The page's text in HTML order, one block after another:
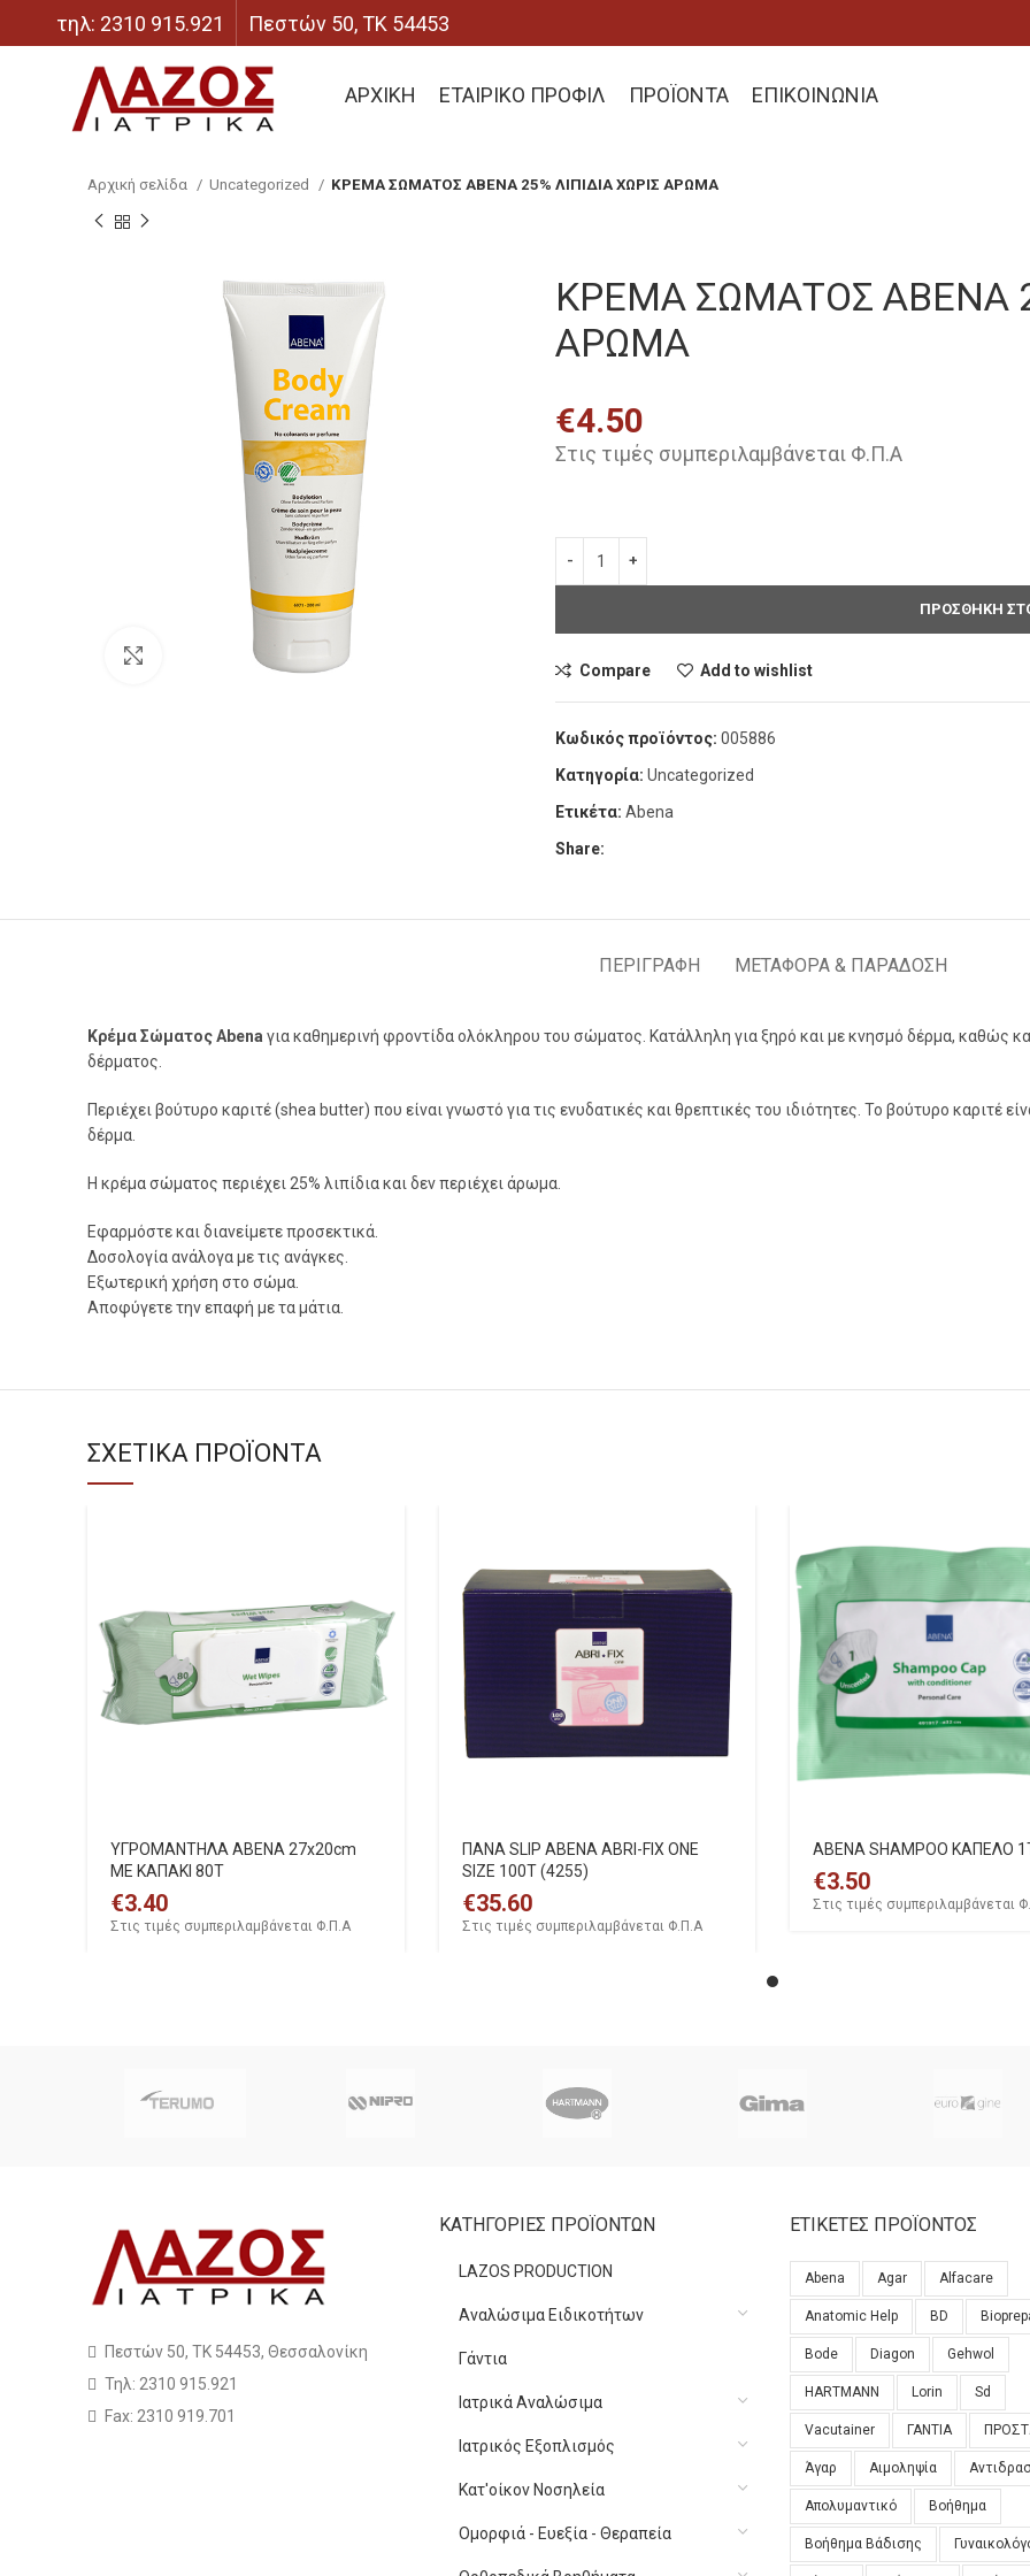
τηλ: 2310 915.921 Πεστών 50, ΤΚ 54453
ΑΡΧΙΚΗ ΕΤΑΙΡΙΚΟ ΠΡΟΦΙΛ ΠΡΟΪΟΝΤΑ ΕΠΙΚΟΙΝΩΝΙΑ
Αρχική σελίδα Uncategorized ΚΡΕΜΑ ΣΩΜΑΤΟΣ ABENA 25% ΛΙΠΙΔΙΑ ΧΩΡΙΣ ΑΡΩΜΑ
Click to enlarge
ΚΡΕΜΑ ΣΩΜΑΤΟΣ ABENA
ΑΡΩΜΑ
€4.50
Στις τιμές συμπεριλαμβάνεται Φ.Π.Α
ΠΡΟΣΘΗΚΗ
Compare Add to wishlist
Κωδικός προϊόντος:005886
Κατηγορία: Uncategorized
Ετικέτα: Abena
Share:
ΠΕΡΙΓΡΑΦΗ ΜΕΤΑΦΟΡΑ & ΠΑΡΑΔΟΣΗ
Κρέμα Σώματος Abena για καθημερινή φροντίδα ολόκληρου του σώματος. Κατάλληλη για ξηρό και με κνησμό δέρμα, καθώς
δέρματος.
Περιέχει βούτυρο καριτέ (shea butter) που είναι γνωστό για τις ενυδατικές και θρεπτικές του ιδιότητες. Το βούτυρο καριτέ
δέρμα.
Η κρέμα σώματος περιέχει 25% λιπίδια και δεν περιέχει άρωμα.
Εφαρμόστε και διανείμετε προσεκτικά.
Δοσολογία ανάλογα με τις ανάγκες.
Εξωτερική χρήση στο σώμα.
Αποφύγετε την επαφή με τα μάτια.
ΣΧΕΤΙΚΑ ΠΡΟΪΟΝΤΑ
ΥΓΡΟΜΑΝΤΗΛΑ ABENA 27x20cm
ΜΕ ΚΑΠΑΚΙ 80Τ
€3.40
Στις τιμές συμπεριλαμβάνεται Φ.Π.Α
ΠΑΝΑ SLIP ABENA ABRI-FIX ONE
SIZE 100T (4255)
€35.60
Στις τιμές συμπεριλαμβάνεται Φ.Π.Α
ABENA SHAMPOO ΚΑΠΕΛΟ
€3.50
Στις τιμές συμπεριλαμβάνεται
Πεστών 50, ΤΚ 54453, Θεσσαλονίκη
Τηλ: 2310 915.921
Fax: 2310 919.701
ΚΑΤΗΓΟΡΙΕΣ ΠΡΟΪΟΝΤΩΝ
LAZOS PRODUCTION
Αναλώσιμα Ειδικοτήτων
Γάντια
Ιατρικά Αναλώσιμα
Ιατρικός Εξοπλισμός
Κατ'οίκον Νοσηλεία
Ομορφιά - Ευεξία - Θεραπεία
ΕΤΙΚΕΤΕΣ ΠΡΟΪΟΝΤΟΣ
Abena Agar Alfacare
Anatomic Help BD
Bode Diagon Gehwol
HARTMANN Lorin Sd
Vacutainer ΓΑΝΤΙΑ
Άγαρ Αιμοληψία
Απολυμαντικό Βοήθημα
Βοήθημα Βάδισης